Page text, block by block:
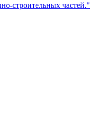
строительных частей."